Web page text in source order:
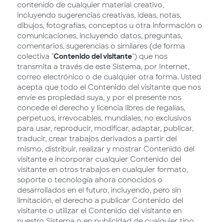
contenido de cualquier material creativo,
incluyendo sugerencias creativas, ideas, notas,
dibujos, fotografías, conceptos u otra información o
comunicaciones, incluyendo datos, preguntas,
comentarios, sugerencias o similares (de forma
colectiva "Contenido del visitante") que nos
transmita a través de este Sistema, por Internet,
correo electrónico o de cualquier otra forma. Usted
acepta que todo el Contenido del visitante que nos
envíe es propiedad suya, y por el presente nos
concede el derecho y licencia libres de regalías,
perpetuos, irrevocables, mundiales, no exclusivos
para usar, reproducir, modificar, adaptar, publicar,
traducir, crear trabajos derivados a partir del
mismo, distribuir, realizar y mostrar Contenido del
visitante e incorporar cualquier Contenido del
visitante en otros trabajos en cualquier formato,
soporte o tecnología ahora conocidos o
desarrollados en el futuro, incluyendo, pero sin
limitación, el derecho a publicar Contenido del
visitante o utilizar el Contenido del visitante en